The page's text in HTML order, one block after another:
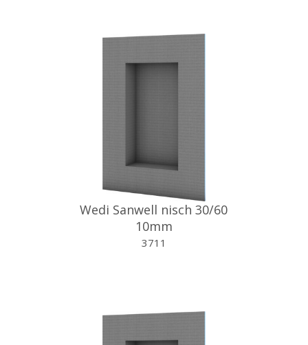
Wedi Sanwell nisch 30/60
10mm
3711